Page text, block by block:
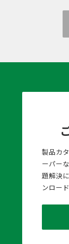
製品カ
ーパー
題解決
ンロー